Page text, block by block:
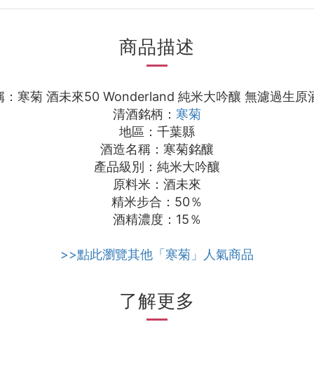
商品描述
：寒菊 酒未來50 Wonderland 純米大吟釀 無濾過生原
清酒銘柄： 寒菊
地區：千葉縣
酒造名稱：寒菊銘釀
產品級別：純米大吟釀
原料米：酒未來
精米步合：50％
酒精濃度：15％
>>點此瀏覽其他「寒菊」人氣商品
了解更多